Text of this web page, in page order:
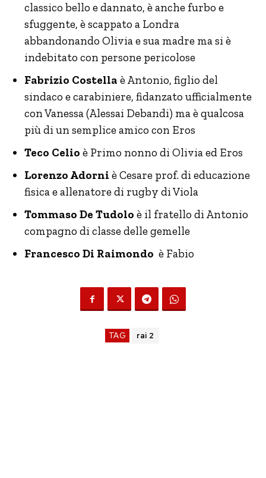
classico bello e dannato, è anche furbo e
sfuggente, è scappato a Londra
abbandonando Olivia e sua madre ma si è
indebitato con persone pericolose
Fabrizio Costella è Antonio, figlio del
sindaco e carabiniere, fidanzato ufficialmente
con Vanessa (Alessai Debandi) ma è qualcosa
più di un semplice amico con Eros
Teco Celio è Primo nonno di Olivia ed Eros
Lorenzo Adorni è Cesare prof. di educazione
fisica e allenatore di rugby di Viola
Tommaso De Tudolo è il fratello di Antonio
compagno di classe delle gemelle
Francesco Di Raimondo è Fabio
TAG rai 2